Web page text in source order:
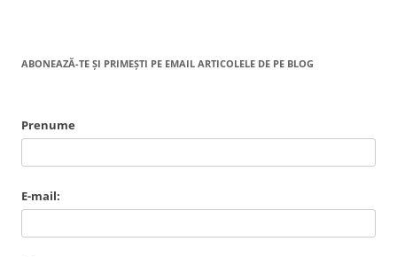
ABONEAZĂ-TE ȘI PRIMEȘTI PE EMAIL ARTICOLELE DE PE BLOG
Prenume
E-mail: